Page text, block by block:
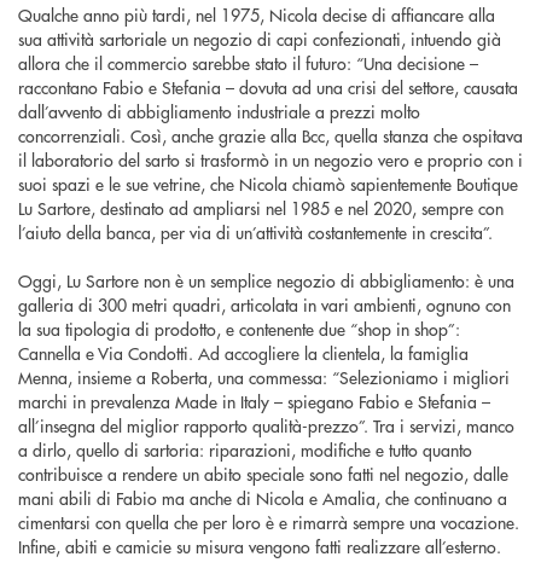
Qualche anno più tardi, nel 1975, Nicola decise di affiancare alla
sua attività sartoriale un negozio di capi confezionati, intuendo già
allora che il commercio sarebbe stato il futuro: “Una decisione –
raccontano Fabio e Stefania – dovuta ad una crisi del settore, causata
dall’avvento di abbigliamento industriale a prezzi molto
concorrenziali. Così, anche grazie alla Bcc, quella stanza che ospitava
il laboratorio del sarto si trasformò in un negozio vero e proprio con i
suoi spazi e le sue vetrine, che Nicola chiamò sapientemente Boutique
Lu Sartore, destinato ad ampliarsi nel 1985 e nel 2020, sempre con
l’aiuto della banca, per via di un’attività costantemente in crescita”.
Oggi, Lu Sartore non è un semplice negozio di abbigliamento: è una
galleria di 300 metri quadri, articolata in vari ambienti, ognuno con
la sua tipologia di prodotto, e contenente due “shop in shop”:
Cannella e Via Condotti. Ad accogliere la clientela, la famiglia
Menna, insieme a Roberta, una commessa: “Selezioniamo i migliori
marchi in prevalenza Made in Italy – spiegano Fabio e Stefania –
all’insegna del miglior rapporto qualità-prezzo”. Tra i servizi, manco
a dirlo, quello di sartoria: riparazioni, modifiche e tutto quanto
contribuisce a rendere un abito speciale sono fatti nel negozio, dalle
mani abili di Fabio ma anche di Nicola e Amalia, che continuano a
cimentarsi con quella che per loro è e rimarrà sempre una vocazione.
Infine, abiti e camicie su misura vengono fatti realizzare all’esterno.